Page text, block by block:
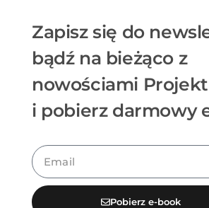
Zapisz się do
bądź na bieżąco z
nowościami
i pobierz darmowy
Pobierz e-book